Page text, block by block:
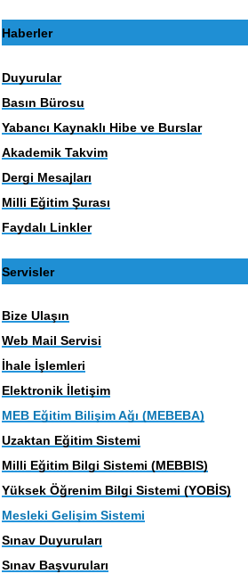
Haberler
Duyurular
Basın Bürosu
Yabancı Kaynaklı Hibe ve Burslar
Akademik Takvim
Dergi Mesajları
Milli Eğitim Şurası
Faydalı Linkler
Servisler
Bize Ulaşın
Web Mail Servisi
İhale İşlemleri
Elektronik İletişim
MEB Eğitim Bilişim Ağı (MEBEBA)
Uzaktan Eğitim Sistemi
Milli Eğitim Bilgi Sistemi (MEBBIS)
Yüksek Öğrenim Bilgi Sistemi (YOBİS)
Mesleki Gelişim Sistemi
Sınav Duyuruları
Sınav Başvuruları